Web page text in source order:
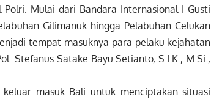
Mulai dari Bandara Internasional I Gusti
Gilimanuk hingga Pelabuhan Celukan
tempat masuknya para pelaku kejahatan
Stefanus Satake Bayu Setianto, S.I.K., M.Si.,
masuk Bali untuk menciptakan situasi